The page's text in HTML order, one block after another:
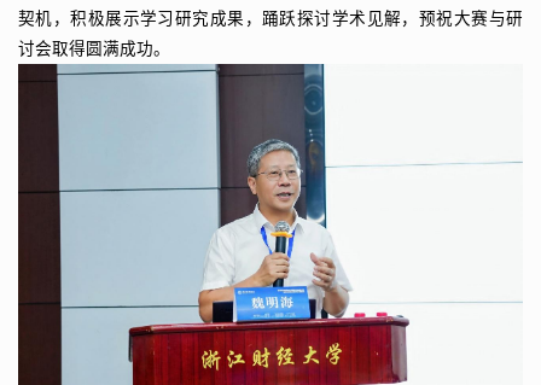
契机，积极展示学习研究成果，踊跃探讨学术见解，预祝大赛与研
讨会取得圆满成功。